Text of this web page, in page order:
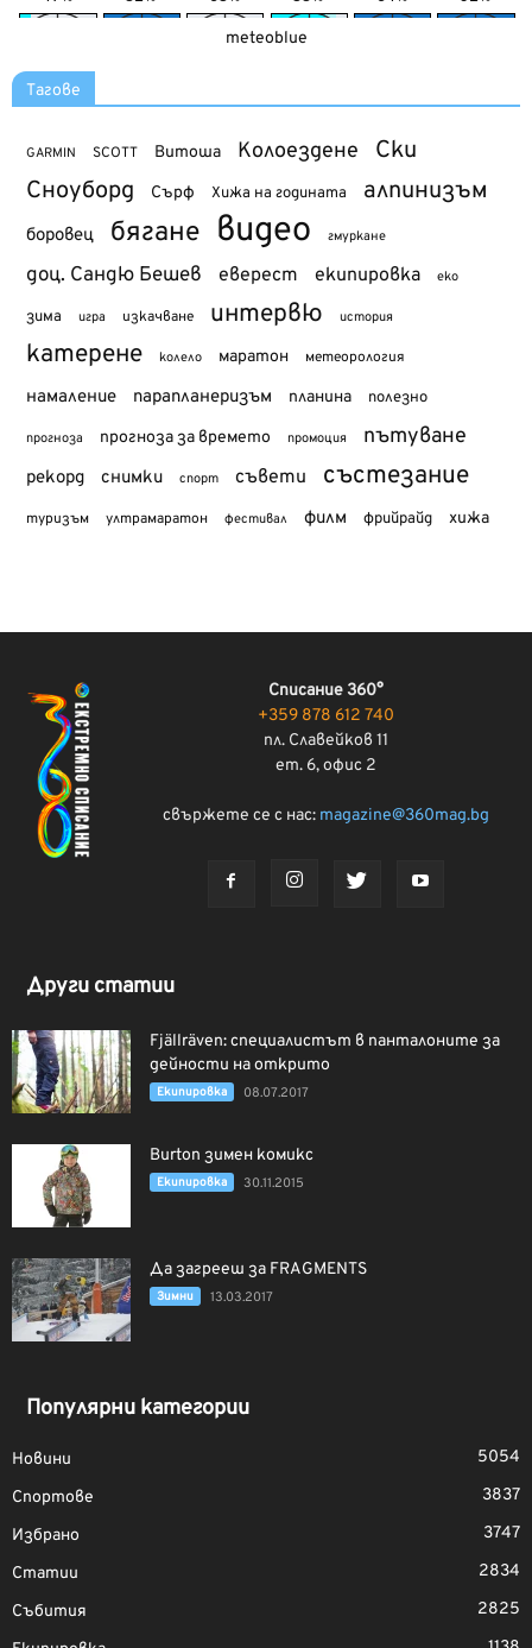
meteoblue
Тагове
GARMIN SCOTT Витоша Колоездене Ски
Сноуборд Сърф Хижа на годината алпинизъм
боровец бягане видео гмуркане
доц. Сандю Бешев еверест екипировка еко
зима игра изкачване интервю история
катерене колело маратон метеорология
намаление парапланеризъм планина полезно
прогноза прогноза за времето промоция пътуване
рекорд снимки спорт съвети състезание
туризъм ултрамаратон фестивал филм фрийрайд хижа
Списание 360°
+359 878 612 740
пл. Славейков 11
ет. 6, офис 2
свържете се с нас: magazine@360mag.bg
Други статии
Fjällräven: специалистът в панталоните за
дейности на открито
Екипировка 08.07.2017
Burton зимен комикс
Екипировка 30.11.2015
Да загрееш за FRAGMENTS
Зимни 13.03.2017
Популярни категории
Новини
5054
Спортове
3837
Избрано
3747
Статии
2834
Събития
2825